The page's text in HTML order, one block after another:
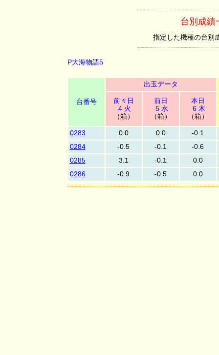
台別成績
指定した機種の台別
P大海物語5
台番号
出玉データ
前々日
4 火
（箱）
前日
5 水
（箱）
本日
6 木
（箱）
0283 0.0 0.0
-0.1
0284
-0.5 -0.1
-0.6
0285
3.1 -0.1
0.0
0286
-0.9 -0.5 0.0